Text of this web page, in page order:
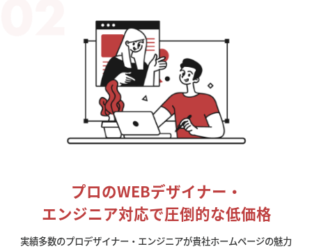
プロのWEBデザイナー・
エンジニア対応で圧倒的な低価格
実績多数のプロデザイナー・エンジニアが貴社ホームページの魅力